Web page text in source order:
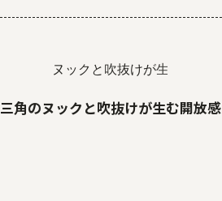
三角のヌックと吹抜けが生む開放感